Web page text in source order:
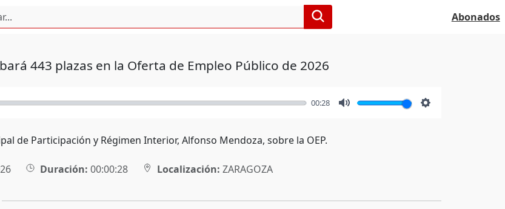
Abonados
443 plazas en la Oferta de Empleo Público de 2026
00:28
de Participación y Régimen Interior, Alfonso Mendoza, sobre la OEP.
Duración: 00:00:28 Localización: ZARAGOZA